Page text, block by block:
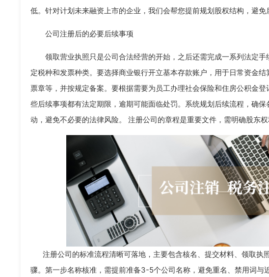
低。针对计划未来融资上市的企业，我们会帮您提前规划股权结构，避免
公司注册后的必要后续事项
领取营业执照只是公司合法经营的开始，之后还需完成一系列法定
定税种和发票种类。要选择商业银行开立基本存款账户，用于日常资金
票章等，并按规定备案。要根据需要为员工办理社会保险和住房公积金
些后续事项都有法定期限，逾期可能面临处罚。系统规划后续流程，确
动，避免不必要的法律风险。 注册公司的章程是重要文件，需明确股东权
注册公司的标准流程清晰可落地，主要包含核名、提交材料、领取执照
骤。第一步名称核准，需提前准备3-5个公司名称，避免重名、禁用词与